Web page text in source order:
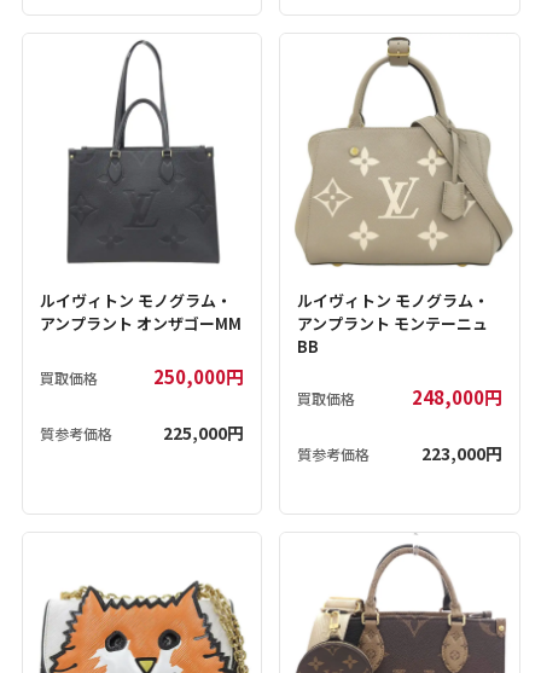
ルイヴィトン モノグラム・
アンプラント オンザゴーMM
買取価格 250,000円
質参考価格 225,000円
ルイヴィトン モノグラム・
アンプラント モンテーニュ
BB
買取価格 248,000円
質参考価格 223,000円